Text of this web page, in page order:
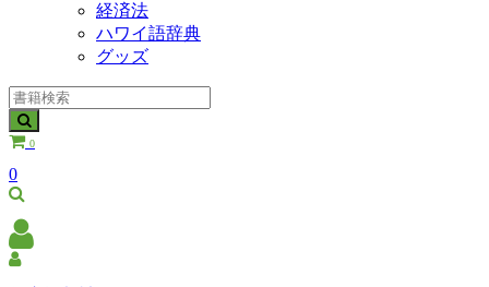
経済法
ハワイ語辞典
グッズ
0
0